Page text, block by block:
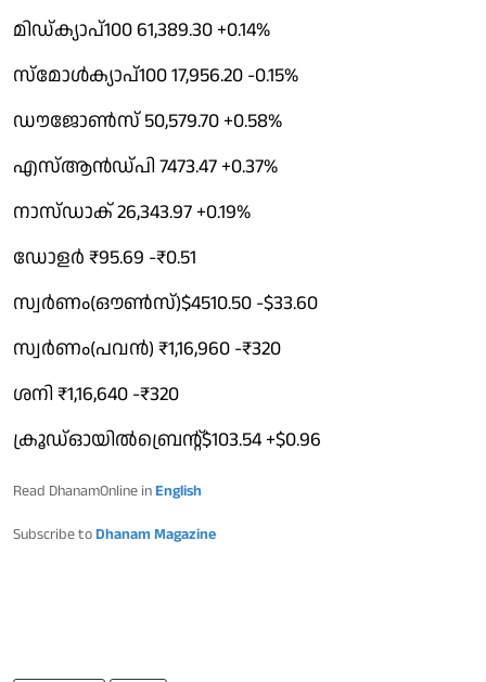
മിഡ്ക്യാപ്100 61,389.30 +0.14%
സ്മോൾക്യാപ്100 17,956.20 -0.15%
ഡൗജോൺസ് 50,579.70 +0.58%
എസ്ആൻഡ്പി 7473.47 +0.37%
നാസ്ഡാക് 26,343.97 +0.19%
ഡോളർ ₹95.69 -₹0.51
സ്വർണം(ഔൺസ്)$4510.50 -$33.60
സ്വർണം(പവൻ) ₹1,16,960 -₹320
ശനി ₹1,16,640 -₹320
ക്രൂഡ്ഓയിൽബ്രെൻ്റ്$103.54 +$0.96
Read DhanamOnline in English
Subscribe to Dhanam Magazine